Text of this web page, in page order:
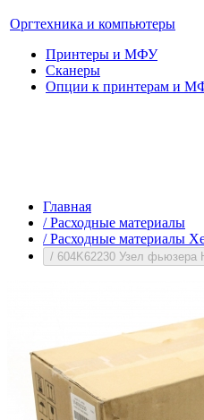
Оргтехника и компьютеры
Принтеры и МФУ
Сканеры
Опции к принтерам и
Главная
/ Расходные материалы
/ Расходные материалы
/